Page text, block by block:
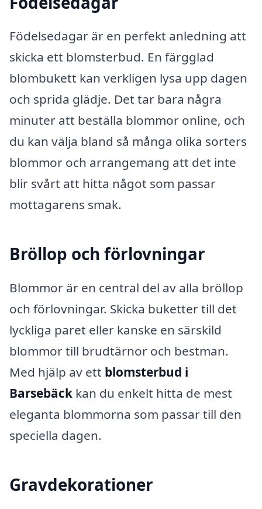
Födelsedagar är en perfekt anledning att
skicka ett blomsterbud. En färgglad
blombukett kan verkligen lysa upp dagen
och sprida glädje. Det tar bara några
minuter att beställa blommor online, och
du kan välja bland så många olika sorters
blommor och arrangemang att det inte
blir svårt att hitta något som passar
mottagarens smak.
Bröllop och förlovningar
Blommor är en central del av alla bröllop
och förlovningar. Skicka buketter till det
lyckliga paret eller kanske en särskild
blommor till brudtärnor och bestman.
Med hjälp av ett blomsterbud i
Barsebäck kan du enkelt hitta de mest
eleganta blommorna som passar till den
speciella dagen.
Gravdekorationer